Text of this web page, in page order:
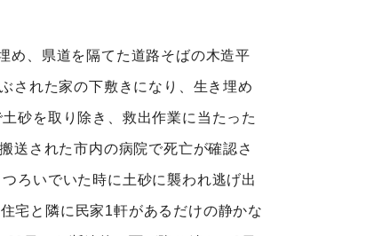
め、県道を隔てた道路そばの木造平
された家の下敷きになり、生き埋め
砂を取り除き、救出作業に当たった
送された市内の病院で死亡が確認さ
ろいでいた時に土砂に襲われ逃げ出
宅と隣に民家1軒があるだけの静かな